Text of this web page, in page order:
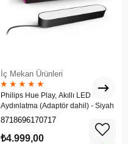
İç Mekan Ürünleri
★ ★ ★ ★ ★
Philips Hue Play, Akıllı LED
Aydınlatma (Adaptör dahil) - Siyah
8718696170717
₺4.999,00